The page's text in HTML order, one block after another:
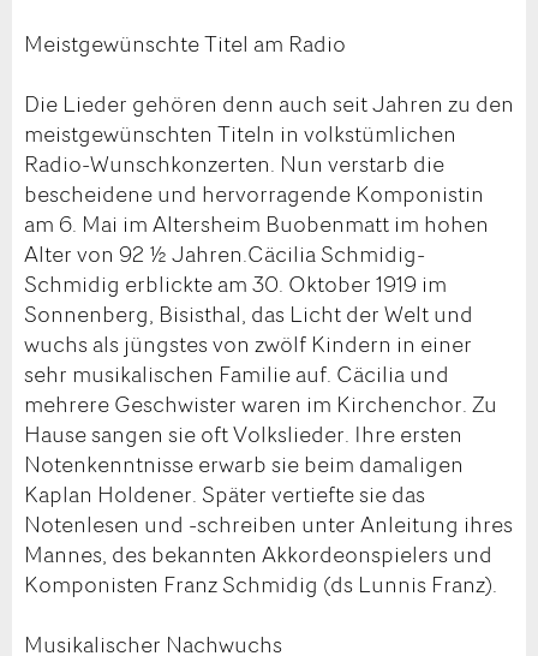
Meistgewünschte Titel am Radio
Die Lieder gehören denn auch seit Jahren zu den
meistgewünschten Titeln in volkstümlichen
Radio-Wunschkonzerten. Nun verstarb die
bescheidene und hervorragende Komponistin
am 6. Mai im Altersheim Buobenmatt im hohen
Alter von 92 ½ Jahren.Cäcilia Schmidig-
Schmidig erblickte am 30. Oktober 1919 im
Sonnenberg, Bisisthal, das Licht der Welt und
wuchs als jüngstes von zwölf Kindern in einer
sehr musikalischen Familie auf. Cäcilia und
mehrere Geschwister waren im Kirchenchor. Zu
Hause sangen sie oft Volkslieder. Ihre ersten
Notenkenntnisse erwarb sie beim damaligen
Kaplan Holdener. Später vertiefte sie das
Notenlesen und -schreiben unter Anleitung ihres
Mannes, des bekannten Akkordeonspielers und
Komponisten Franz Schmidig (ds Lunnis Franz).
Musikalischer Nachwuchs